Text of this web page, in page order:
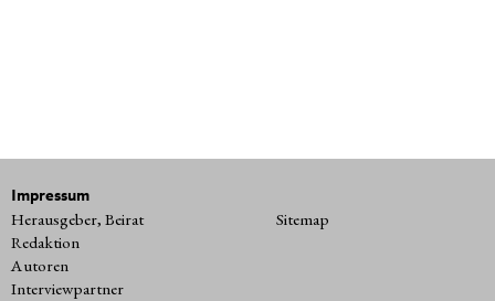
Impressum
Herausgeber, Beirat
Redaktion
Autoren
Interviewpartner
Sitemap